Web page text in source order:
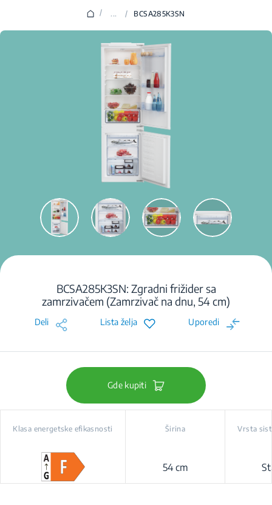
/ ... / BCSA285K3SN
BCSA285K3SN: Zgradni frižider sa
zamrzivačem (Zamrzivač na dnu, 54 cm)
Deli Lista želja Uporedi
Gde kupiti
Klasa energetske efikasnosti Širina
54 cm
Vrsta